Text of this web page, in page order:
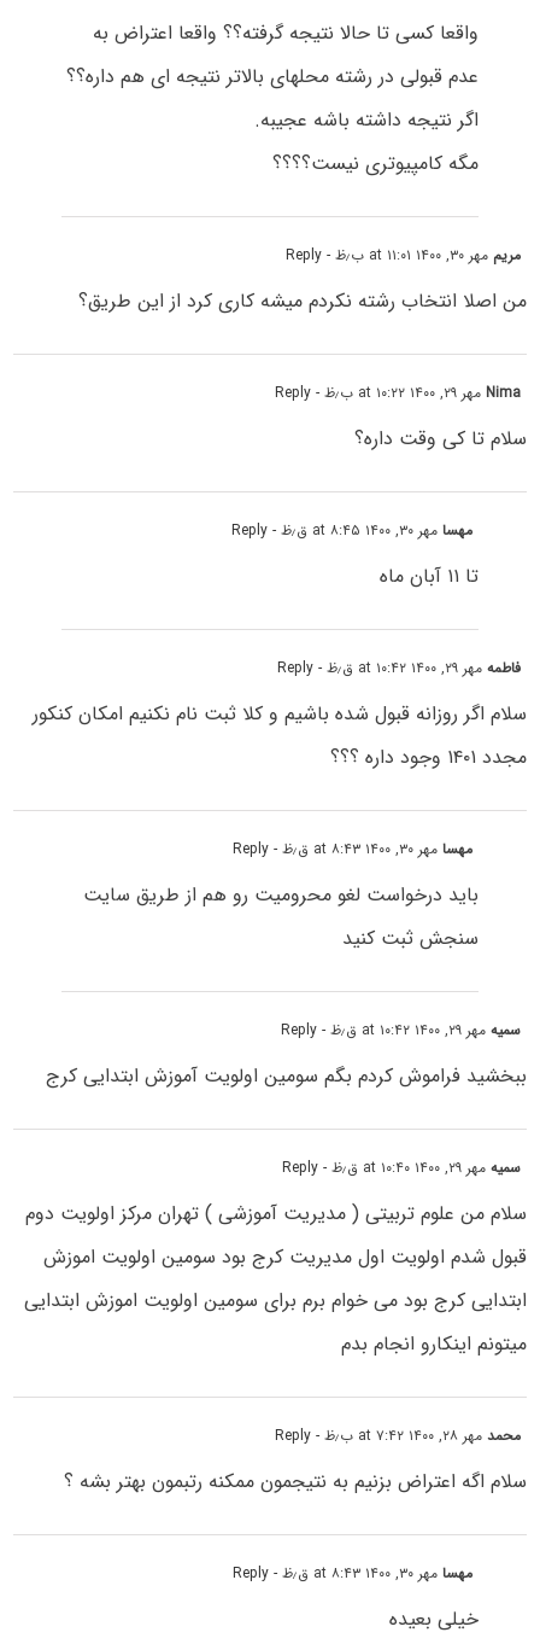
واقعا کسی تا حالا نتیجه گرفته؟؟ واقعا اعتراض به
عدم قبولی در رشته محلهای بالاتر نتیجه ای هم داره؟؟
اگر نتیجه داشته باشه عجیبه.
مگه کامپیوتری نیست؟؟؟؟
مریم مهر ۳۰, ۱۴۰۰ at ۱۱:۰۱ ب٫ظ - Reply
من اصلا انتخاب رشته نکردم میشه کاری کرد از این طریق؟
Nimaمهر ۲۹, ۱۴۰۰ at ۱۰:۲۲ ب٫ظ - Reply
سلام تا کی وقت داره؟
مهسامهر ۳۰, ۱۴۰۰ at ۸:۴۵ ق٫ظ - Reply
تا ۱۱ آبان ماه
فاطمهمهر ۲۹, ۱۴۰۰ at ۱۰:۴۲ ق٫ظ - Reply
سلام اگر روزانه قبول شده باشیم و کلا ثبت نام نکنیم امکان کنکور
مجدد ۱۴۰۱ وجود داره ؟؟؟
مهسامهر ۳۰, ۱۴۰۰ at ۸:۴۳ ق٫ظ - Reply
باید درخواست لغو محرومیت رو هم از طریق سایت
سنجش ثبت کنید
سمیهمهر ۲۹, ۱۴۰۰ at ۱۰:۴۲ ق٫ظ - Reply
ببخشید فراموش کردم بگم سومین اولویت آموزش ابتدایی کرج
سمیهمهر ۲۹, ۱۴۰۰ at ۱۰:۴۰ ق٫ظ - Reply
سلام من علوم تربیتی ( مدیریت آموزشی ) تهران مرکز اولویت دوم
قبول شدم اولویت اول مدیریت کرج بود سومین اولویت اموزش
ابتدایی کرج بود می خوام برم برای سومین اولویت اموزش ابتدایی
میتونم اینکارو انجام بدم
محمدمهر ۲۸, ۱۴۰۰ at ۷:۴۲ ب٫ظ - Reply
سلام اگه اعتراض بزنیم به نتیجمون ممکنه رتبمون بهتر بشه ؟
مهسامهر ۳۰, ۱۴۰۰ at ۸:۴۳ ق٫ظ - Reply
خیلی بعیده